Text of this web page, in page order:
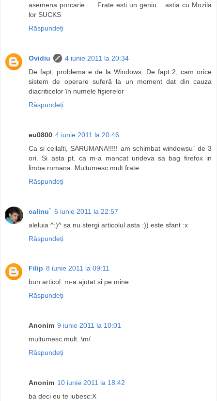
asemena porcarie..... Frate esti un geniu... astia cu Mozila
lor SUCKS
Răspundeți
Ovidiu
4 iunie 2011 la 20:34
De fapt, problema e de la Windows. De fapt 2, cam orice
sistem de operare suferă la un moment dat din cauza
diacriticelor în numele fişierelor
Răspundeți
eu0800 4 iunie 2011 la 20:46
Ca si ceilalti, SARUMANA!!!!! am schimbat windowsu` de 3
ori. Si asta pt. ca m-a mancat undeva sa bag firefox in
limba romana. Multumesc mult frate.
Răspundeți
calinu` 6 iunie 2011 la 22:57
aleluia ^:)^ sa nu stergi articolul asta :)) este sfant :x
Răspundeți
Filip 8 iunie 2011 la 09:11
bun articol. m-a ajutat si pe mine
Răspundeți
Anonim 9 iunie 2011 la 10:01
multumesc mult..\m/
Răspundeți
Anonim 10 iunie 2011 la 18:42
ba deci eu te iubesc:X